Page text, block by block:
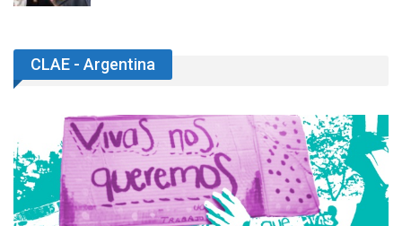
CLAE - Argentina